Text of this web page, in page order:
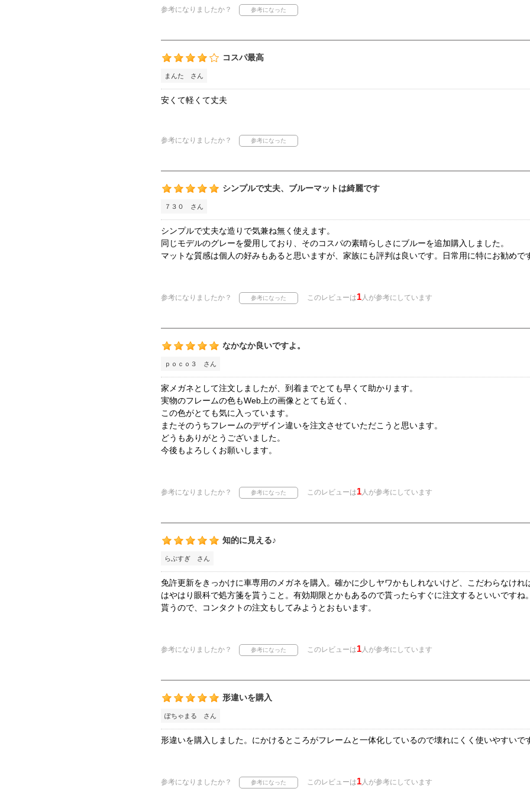
参考になりましたか？
コスパ最高
まんた さん
安くて軽くて丈夫
参考になりましたか？
シンプルで丈夫、ブルーマットは綺麗です
７３０ さん
シンプルで丈夫な造りで気兼ね無く使えます。
同じモデルのグレーを愛用しており、そのコスパの素晴らしさにブルーを追加購入しました。
マットな質感は個人の好みもあると思いますが、家族にも評判は良いです。日常用に特にお勧めで
参考になりましたか？ このレビューは1人が参考にしています
なかなか良いですよ。
ｐｏｃｏ３ さん
家メガネとして注文しましたが、到着までとても早くて助かります。
実物のフレームの色もWeb上の画像ととても近く、
この色がとても気に入っています。
またそのうちフレームのデザイン違いを注文させていただこうと思います。
どうもありがとうございました。
今後もよろしくお願いします。
参考になりましたか？ このレビューは1人が参考にしています
知的に見える♪
らぶすぎ さん
免許更新をきっかけに車専用のメガネを購入。確かに少しヤワかもしれないけど、こだわらなけれ
はやはり眼科で処方箋を貰うこと。有効期限とかもあるので貰ったらすぐに注文するといいですね
貰うので、コンタクトの注文もしてみようとおもいます。
参考になりましたか？ このレビューは1人が参考にしています
形違いを購入
ぽちゃまる さん
形違いを購入しました。にかけるところがフレームと一体化しているので壊れにくく使いやすいで
参考になりましたか？ このレビューは1人が参考にしています